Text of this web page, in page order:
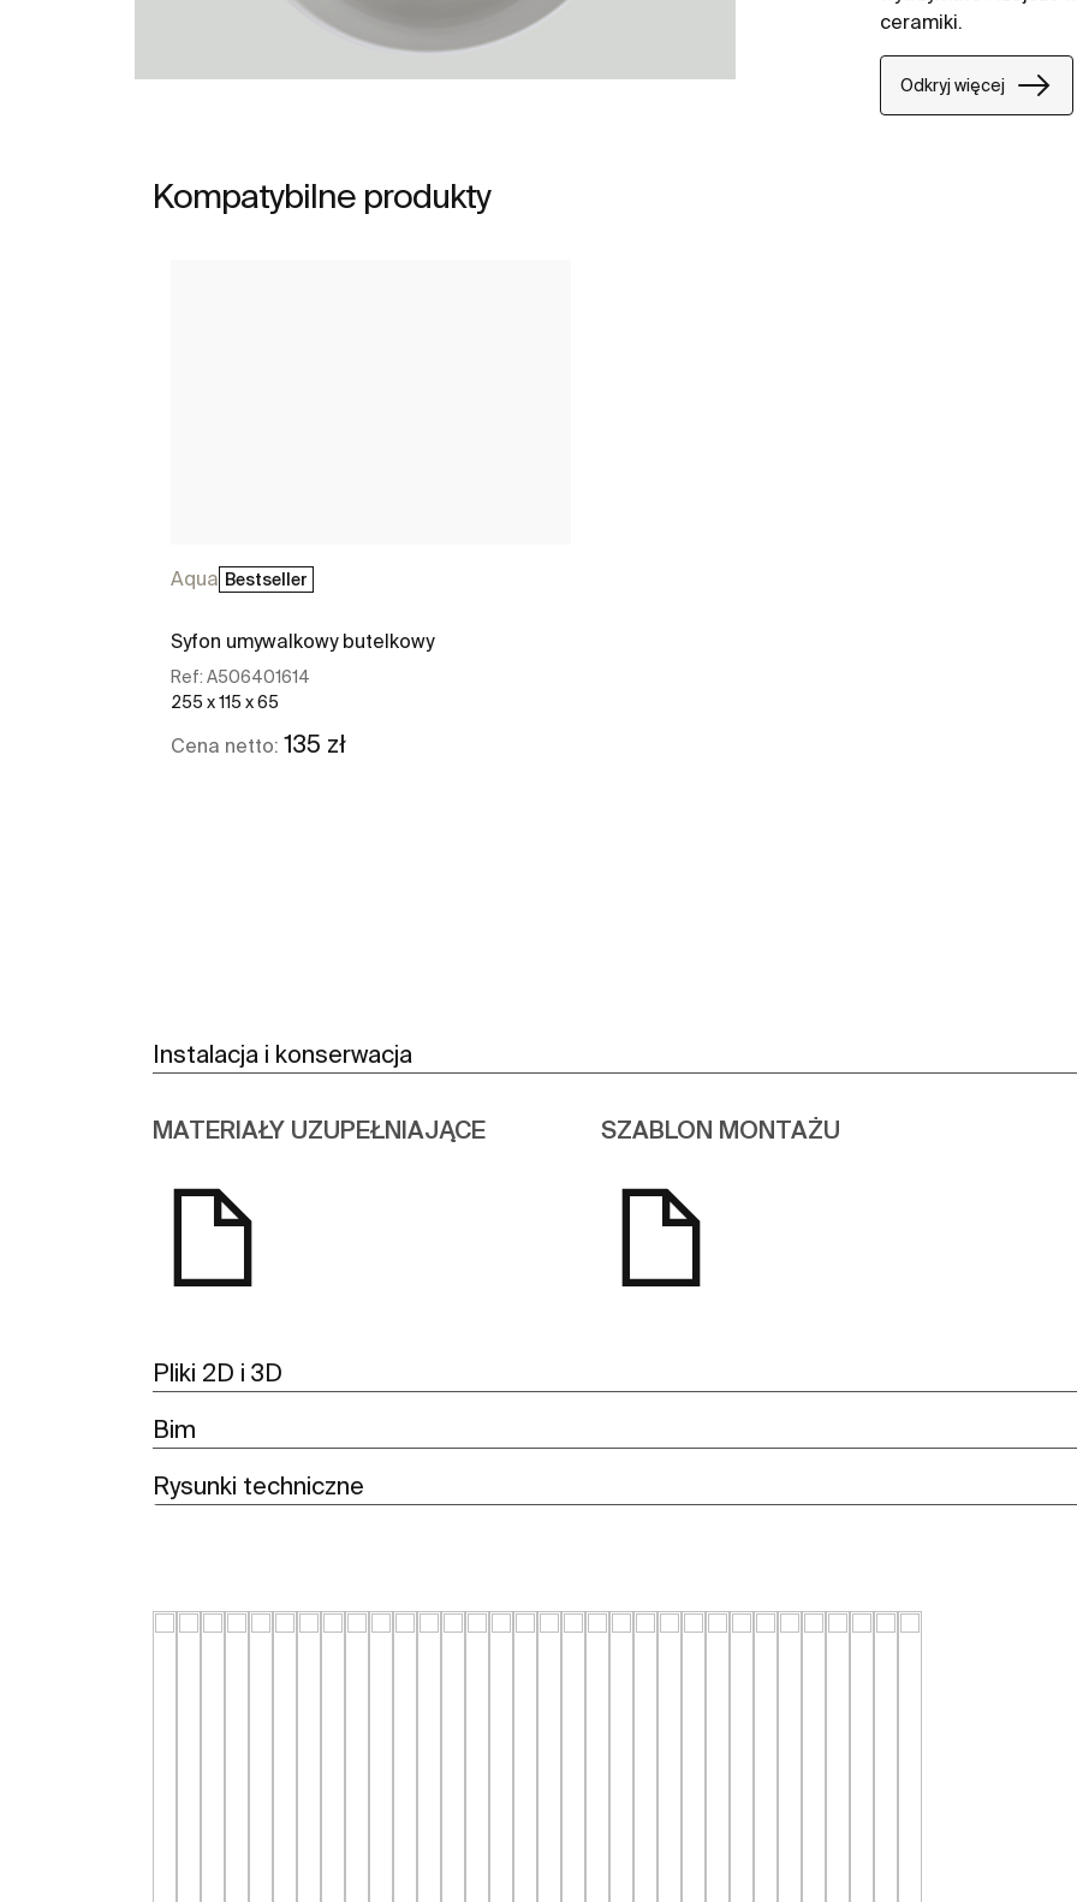
ceramiki.
Odkryj więcej
Kompatybilne produkty
Aqua Bestseller
Syfon umywalkowy butelkowy
Ref: A506401614
255 x 115 x 65
Cena netto: 135 zł
Instalacja i konserwacja
MATERIAŁY UZUPEŁNIAJĄCE SZABLON MONTAŻU
Pliki 2D i 3D
Bim
Rysunki techniczne